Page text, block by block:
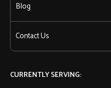
Blog
Contact Us
CURRENTLY SERVING: